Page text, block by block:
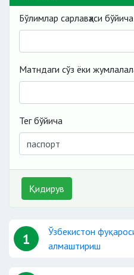
Бўлимлар сарлавҳаси бўйича
Матндаги сўз ёки
Тег бўйича
Қидирув
1
Ўзбекистон
алмаштириш